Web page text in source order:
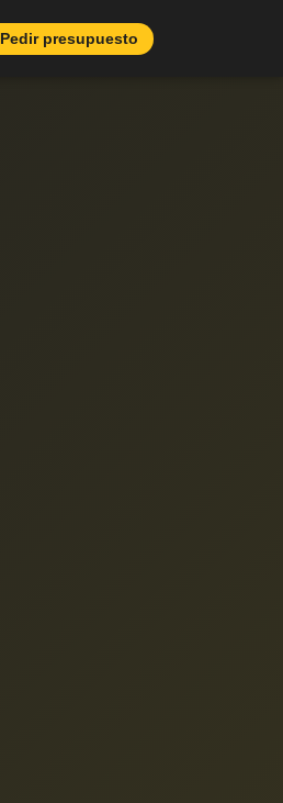
Pedir presupuesto